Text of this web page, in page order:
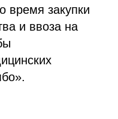
время закупки
и ввоза на